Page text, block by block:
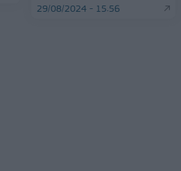
29/08/2024 - 15:56